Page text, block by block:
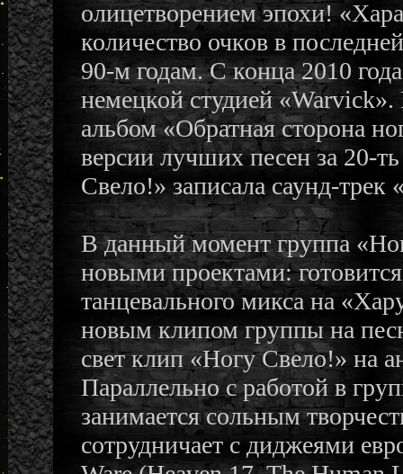
олицетворением эпохи!
количество очков в
90-м годам. С конца 2010
немецкой студией «Warvick».
альбом «Обратная сторона
версии лучших песен за 20-
Свело!» записала саунд-
В данный момент группа
новыми проектами:
танцевального микса на
новым клипом группы на
свет клип «Ногу Свело!» на
Параллельно с работой в
занимается сольным
сотрудничает c диджеями